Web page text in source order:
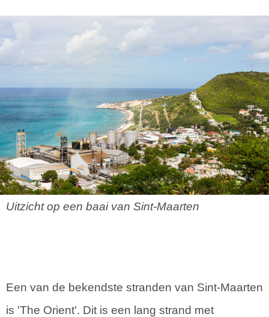
Uitzicht op een baai van Sint-Maarten
Een van de bekendste stranden van Sint-Maarten
is 'The Orient'. Dit is een lang strand met